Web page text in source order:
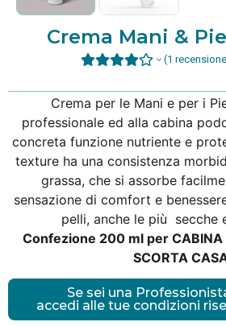
Crema Mani &
(1
Crema per le Mani e per i
professionale ed alla cabina
concreta funzione nutriente e
texture ha una consistenza
grassa, che si assorbe
sensazione di comfort e
pelli, anche le più secche
Confezione 200 ml per CABINA
SCORTA
Se sei una
accedi alle tue condizioni